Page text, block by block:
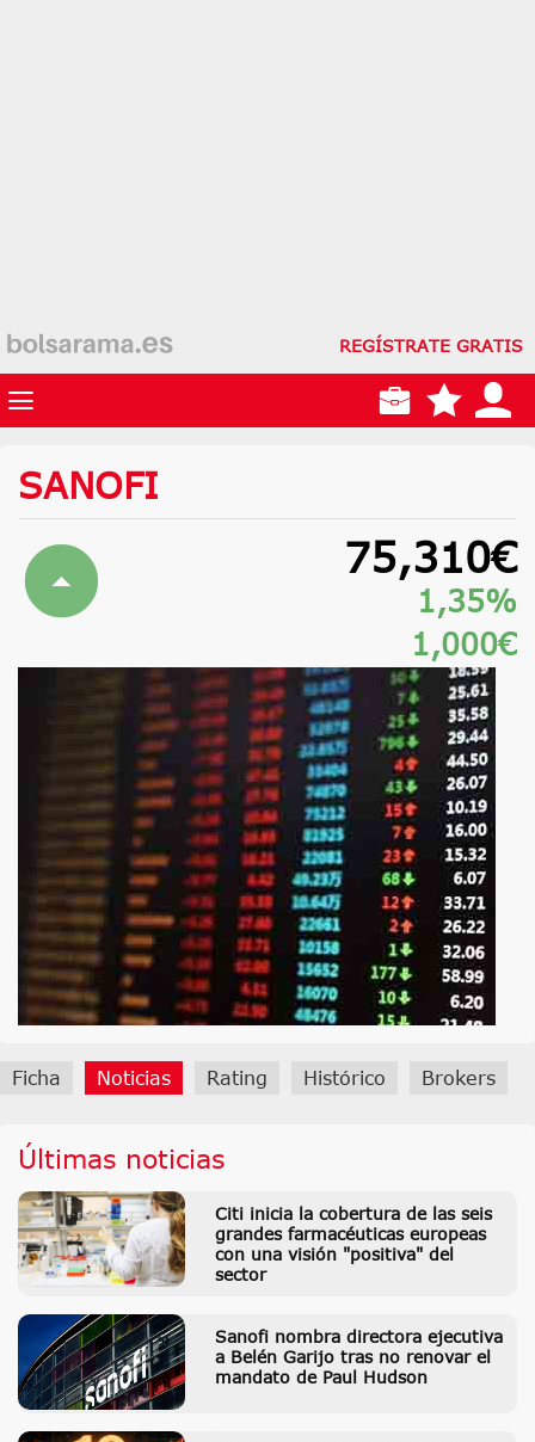
REGÍSTRATE GRATIS
SANOFI
75,310€
1,35%
1,000€
Ficha Noticias Rating Histórico Brokers
Últimas noticias
Citi inicia la cobertura de las seis
grandes farmacéuticas europeas
con una visión "positiva" del
sector
Sanofi nombra directora ejecutiva
a Belén Garijo tras no renovar el
mandato de Paul Hudson